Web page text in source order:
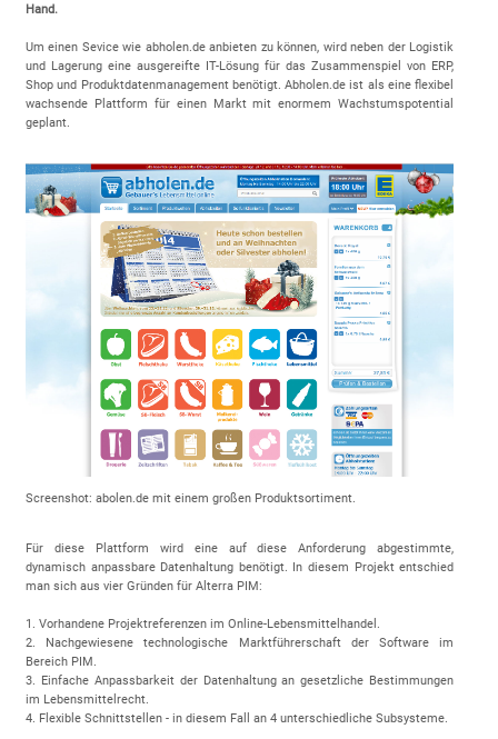
Hand.
Um einen Sevice wie abholen.de anbieten zu können, wird neben der Logistik
und Lagerung eine ausgereifte IT-Lösung für das Zusammenspiel von ERP,
Shop und Produktdatenmanagement benötigt. Abholen.de ist als eine flexibel
wachsende Plattform für einen Markt mit enormem Wachstumspotential
geplant.
Screenshot: abolen.de mit einem großen Produktsortiment.
Für diese Plattform wird eine auf diese Anforderung abgestimmte,
dynamisch anpassbare Datenhaltung benötigt. In diesem Projekt entschied
man sich aus vier Gründen für Alterra PIM:
1. Vorhandene Projektreferenzen im Online-Lebensmittelhandel.
2. Nachgewiesene technologische Marktführerschaft der Software im
Bereich PIM.
3. Einfache Anpassbarkeit der Datenhaltung an gesetzliche Bestimmungen
im Lebensmittelrecht.
4. Flexible Schnittstellen - in diesem Fall an 4 unterschiedliche Subsysteme.